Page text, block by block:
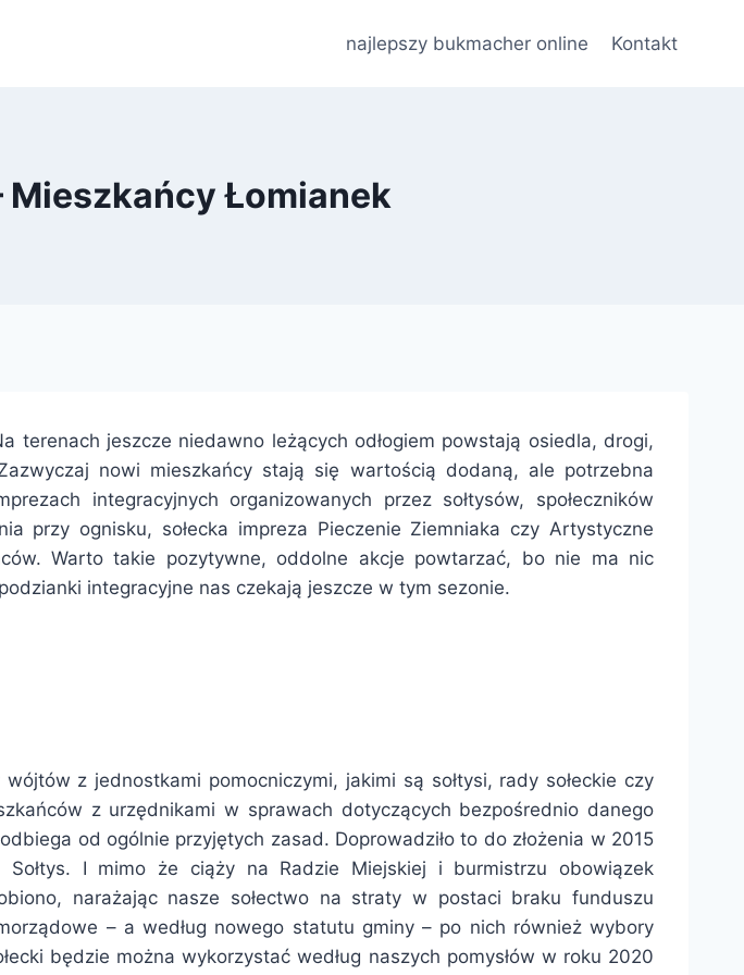
najlepszy bukmacher online Kontakt
Łomianek
jeszcze niedawno leżących odłogiem powstają osiedla, drogi,
nowi mieszkańcy stają się wartością dodaną, ale potrzebna
integracyjnych organizowanych przez sołtysów, społeczników
przy ognisku, sołecka impreza Pieczenie Ziemniaka czy Artystyczne
Warto takie pozytywne, oddolne akcje powtarzać, bo nie ma nic
integracyjne nas czekają jeszcze w tym sezonie.
z jednostkami pomocniczymi, jakimi są sołtysi, rady sołeckie czy
z urzędnikami w sprawach dotyczących bezpośrednio danego
od ogólnie przyjętych zasad. Doprowadziło to do złożenia w 2015
I mimo że ciąży na Radzie Miejskiej i burmistrzu obowiązek
narażając nasze sołectwo na straty w postaci braku funduszu
– a według nowego statutu gminy – po nich również wybory
będzie można wykorzystać według naszych pomysłów w roku 2020